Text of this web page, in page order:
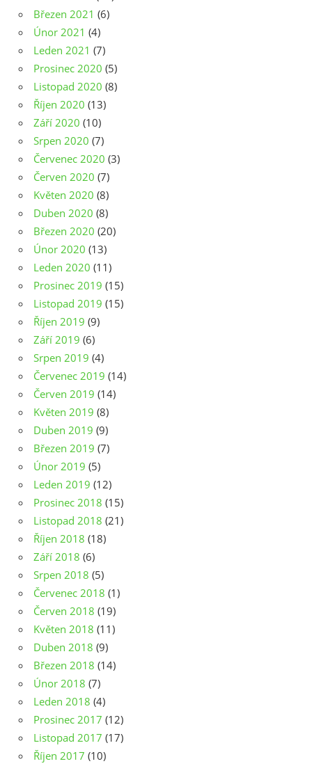
Březen 2021 (6)
Únor 2021 (4)
Leden 2021 (7)
Prosinec 2020 (5)
Listopad 2020 (8)
Říjen 2020 (13)
Září 2020 (10)
Srpen 2020 (7)
Červenec 2020 (3)
Červen 2020 (7)
Květen 2020 (8)
Duben 2020 (8)
Březen 2020 (20)
Únor 2020 (13)
Leden 2020 (11)
Prosinec 2019 (15)
Listopad 2019 (15)
Říjen 2019 (9)
Září 2019 (6)
Srpen 2019 (4)
Červenec 2019 (14)
Červen 2019 (14)
Květen 2019 (8)
Duben 2019 (9)
Březen 2019 (7)
Únor 2019 (5)
Leden 2019 (12)
Prosinec 2018 (15)
Listopad 2018 (21)
Říjen 2018 (18)
Září 2018 (6)
Srpen 2018 (5)
Červenec 2018 (1)
Červen 2018 (19)
Květen 2018 (11)
Duben 2018 (9)
Březen 2018 (14)
Únor 2018 (7)
Leden 2018 (4)
Prosinec 2017 (12)
Listopad 2017 (17)
Říjen 2017 (10)